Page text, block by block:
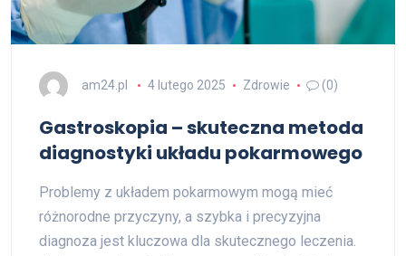
am24.pl 4 lutego 2025 Zdrowie (0)
Gastroskopia – skuteczna metoda
diagnostyki układu pokarmowego
Problemy z układem pokarmowym mogą mieć
różnorodne przyczyny, a szybka i precyzyjna
diagnoza jest kluczowa dla skutecznego leczenia.